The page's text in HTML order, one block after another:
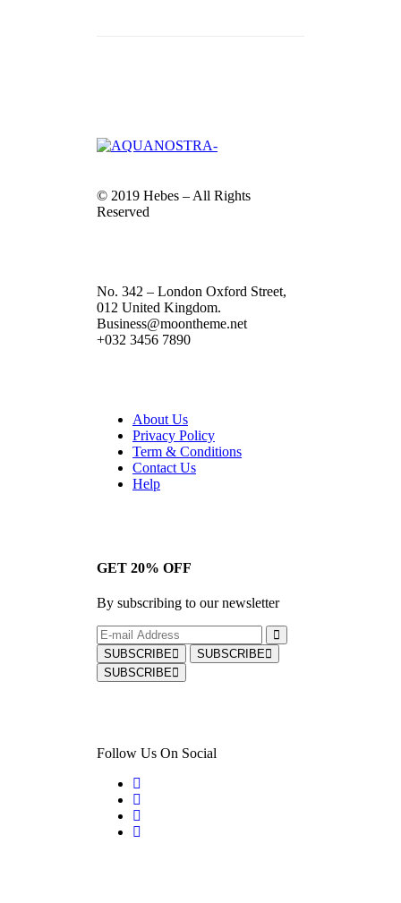
© 2019 Hebes – All Rights
Reserved
No. 342 – London Oxford Street,
012 United Kingdom.
Business@moontheme.net
+032 3456 7890
About Us
Privacy Policy
Term & Conditions
Contact Us
Help
GET 20% OFF
By subscribing to our newsletter
SUBSCRIBE
SUBSCRIBE
SUBSCRIBE
Follow Us On Social